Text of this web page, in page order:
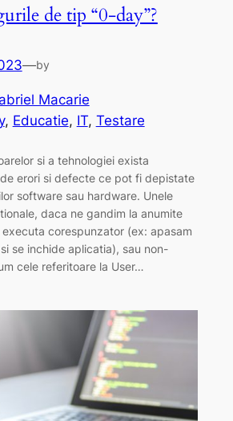
de tip “0-day”?
—by
Macarie
, Educatie, IT, Testare
si a tehnologiei exista
erori si defecte ce pot fi depistate
software sau hardware. Unele
daca ne gandim la anumite
corespunzator (ex: apasam
se inchide aplicatia), sau non-
cele referitoare la User…